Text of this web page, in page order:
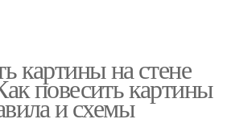
картины на стене
повесить картины
и схемы